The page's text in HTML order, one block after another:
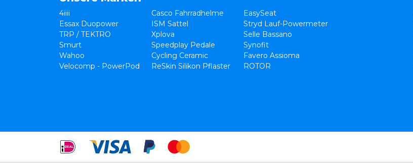
4iiii Casco Fahrradhelme
EasySeat
Essax Duopower
ISM Sattel
Stryd Lauf-Powermeter
TRP / TEKTRO
Xplova
Selle Bassano
Smurt
Speedplay Pedale
Synofit
Wahoo
Cycling Ceramic
Favero Assioma
Velocomp - PowerPod
ReSkin Silikon Pflaster ROTOR